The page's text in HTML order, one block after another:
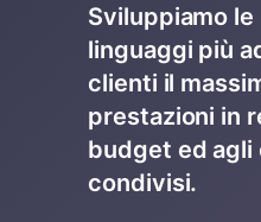
Sviluppiamo le
linguaggi più
clienti il
prestazioni in
budget ed
condivisi.